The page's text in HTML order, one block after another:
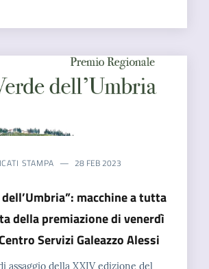
STAMPA 28 FEB 2023
macchine a tutta
della premiazione di venerdì
Servizi Galeazzo Alessi
assaggio della XXIV edizione del